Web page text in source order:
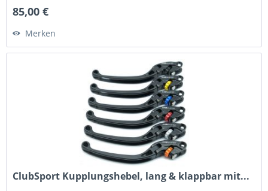
85,00 €
Merken
ClubSport Kupplungshebel, lang & klappbar mit...